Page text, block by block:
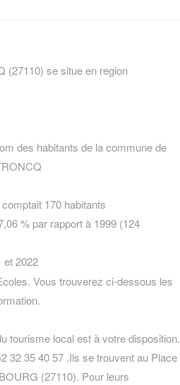
(27110) se situe en region
des habitants de la commune de
170 habitants
% par rapport à 1999 (124
et 2022
Vous trouverez ci-dessous les
tourisme local est à votre disposition.
32 35 40 57 .Ils se trouvent au Place
(27110). Pour leurs